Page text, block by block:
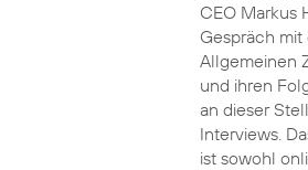
CEO Markus
Gespräch
Allgemeinen
und ihren
an dieser
Interviews.
ist sowohl